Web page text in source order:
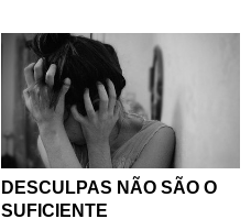
DESCULPAS NÃO SÃO O
SUFICIENTE